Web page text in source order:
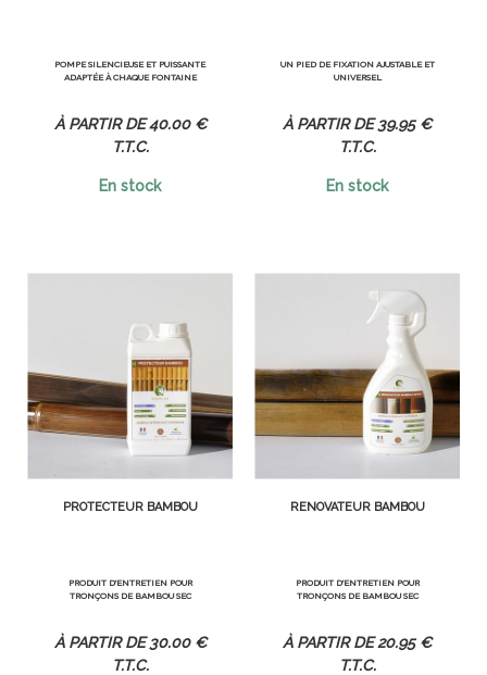
POMPE SILENCIEUSE ET PUISSANTE
ADAPTÉE À CHAQUE FONTAINE
40.00 €
T.T.C.
En stock
UN PIED DE FIXATION AJUSTABLE ET
UNIVERSEL
39.95 €
T.T.C.
En stock
PROTECTEUR BAMBOU
PRODUIT D'ENTRETIEN POUR
TRONÇONS DE BAMBOU SEC
30.00 €
T.T.C.
RÉNOVATEUR BAMBOU
PRODUIT D'ENTRETIEN POUR
TRONÇONS DE BAMBOU SEC
20.95 €
T.T.C.